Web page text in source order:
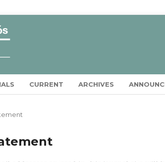
CURRENT ARCHIVES